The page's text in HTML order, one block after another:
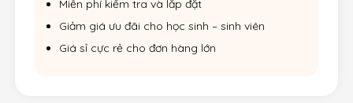
Miễn phí kiểm tra và lắp đặt
Giảm giá ưu đãi cho học sinh – sinh viên
Giá sỉ cực rẻ cho đơn hàng lớn